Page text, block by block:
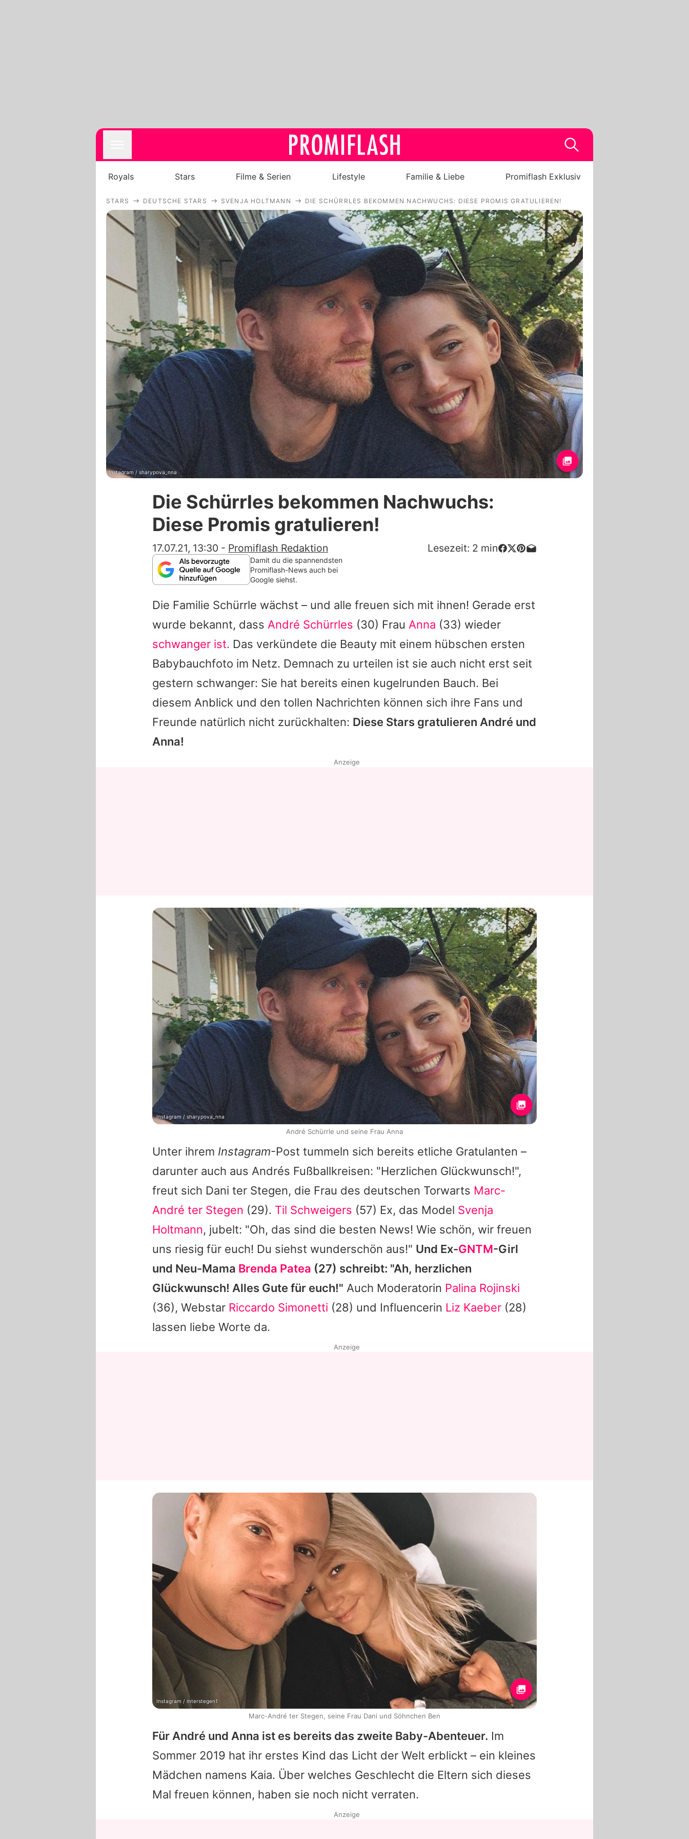
Royals
Stars
Filme & Serien
Lifestyle
Familie & Liebe
Promiflash Exklusiv
Alle Themen auf Promiflash
Jobs
App runterladen
Team
Redaktionelle Richtlinien
Impressum
Datenschutzerklärung
Nutzungsbedingungen
Utiq verwalten
Royals Stars Filme & Serien Lifestyle Familie & Liebe Promiflash Exklusiv
STARS DEUTSCHE STARS SVENJA HOLTMANN DIE SCHÜRRLES BEKOMMEN NACHWUCHS: DIESE PROMIS GRATULIEREN!
Instagram / sharypova_nna
Die Schürrles bekommen Nachwuchs:
Diese Promis gratulieren!
17.07.21, 13:30 - Promiflash Redaktion Lesezeit: 2 min
Damit du die spannendsten
Promiflash-News auch bei
Google siehst.
Die Familie Schürrle wächst – und alle freuen sich mit ihnen! Gerade erst
wurde bekannt, dass André Schürrles (30) Frau Anna (33) wieder
schwanger ist. Das verkündete die Beauty mit einem hübschen ersten
Babybauchfoto im Netz. Demnach zu urteilen ist sie auch nicht erst seit
gestern schwanger: Sie hat bereits einen kugelrunden Bauch. Bei
diesem Anblick und den tollen Nachrichten können sich ihre Fans und
Freunde natürlich nicht zurückhalten: Diese Stars gratulieren André und
Anna!
Unter ihrem Instagram-Post tummeln sich bereits etliche Gratulanten –
darunter auch aus Andrés Fußballkreisen: "Herzlichen Glückwunsch!",
freut sich Dani ter Stegen, die Frau des deutschen Torwarts Marc-
André ter Stegen (29). Til Schweigers (57) Ex, das Model Svenja
Holtmann, jubelt: "Oh, das sind die besten News! Wie schön, wir freuen
uns riesig für euch! Du siehst wunderschön aus!" Und Ex-GNTM-Girl
und Neu-Mama Brenda Patea (27) schreibt: "Ah, herzlichen
Glückwunsch! Alles Gute für euch!" Auch Moderatorin Palina Rojinski
(36), Webstar Riccardo Simonetti (28) und Influencerin Liz Kaeber (28)
lassen liebe Worte da.
Für André und Anna ist es bereits das zweite Baby-Abenteuer. Im
Sommer 2019 hat ihr erstes Kind das Licht der Welt erblickt – ein kleines
Mädchen namens Kaia. Über welches Geschlecht die Eltern sich dieses
Mal freuen können, haben sie noch nicht verraten.
Anzeige
Instagram / sharypova_nna
André Schürrle und seine Frau Anna
Anzeige
Instagram / mterstegen1
Marc-André ter Stegen, seine Frau Dani und Söhnchen Ben
Anzeige